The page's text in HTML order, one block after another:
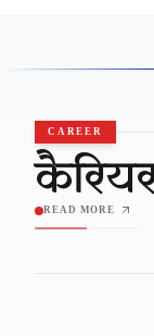
CAREER
READ MORE